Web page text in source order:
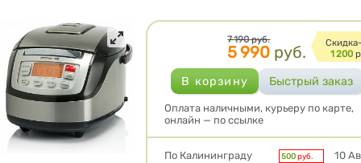
Цена
7 190 руб.
5 990 руб.
1 200
Оплата наличными, курьеру по карте,
онлайн — по ссылке
Условия доставки
По Калининграду 500руб.
10